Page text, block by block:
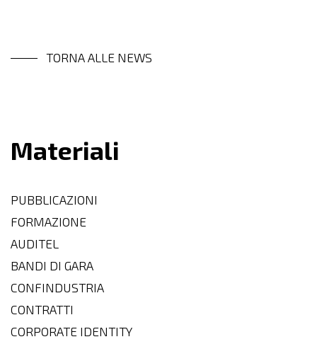
TORNA ALLE NEWS
Materiali
PUBBLICAZIONI
FORMAZIONE
AUDITEL
BANDI DI GARA
CONFINDUSTRIA
CONTRATTI
CORPORATE IDENTITY